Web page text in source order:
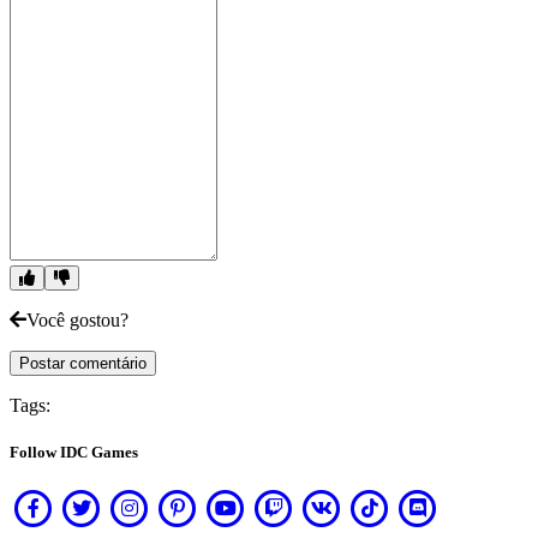
Você gostou?
Postar comentário
Tags:
Follow IDC Games